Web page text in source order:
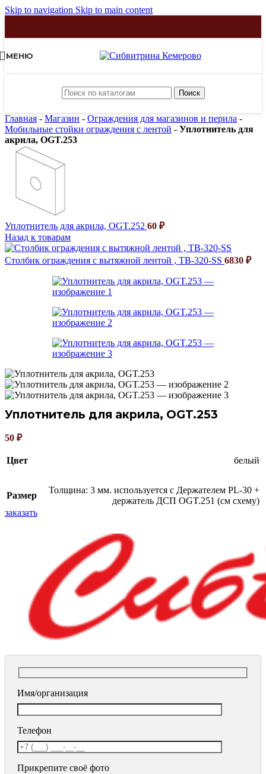
Skip to navigation Skip to main content
МЕНЮ
Поиск
Главная - Магазин - Ограждения для магазинов и перила -
Мобильные стойки ограждения с лентой - Уплотнитель для
акрила, OGT.253
Уплотнитель для акрила, OGT.252 60 ₽
Назад к товарам
Столбик ограждения с вытяжной лентой , TB-320-SS 6830 ₽
Уплотнитель для акрила, OGT.253
50 ₽
Цвет белый
Размер
Толщина: 3 мм. используется с Держателем PL-30 +
держатель ДСП OGT.251 (cм схему)
заказать
Имя/организация
Телефон
Прикрепите своё фото